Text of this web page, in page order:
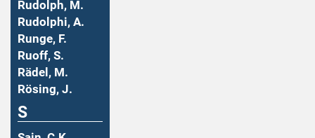
Rudolph, M.
Rudolphi, A.
Runge, F.
Ruoff, S.
Rädel, M.
Rösing, J.
S